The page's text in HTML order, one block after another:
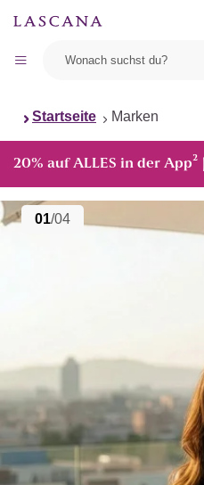
Startseite Marken
20% auf ALLES in der App²
01/04